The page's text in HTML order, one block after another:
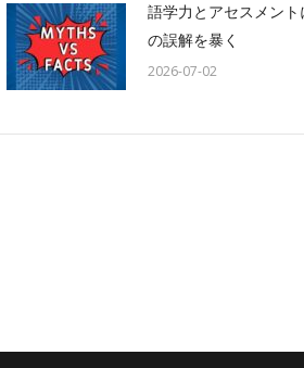
語学力とアセスメン
の誤解を暴く
2026-07-02